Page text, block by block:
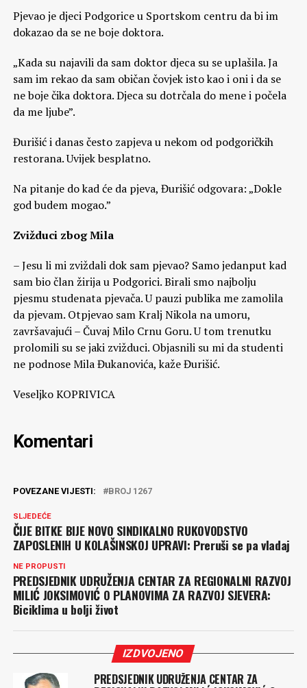
Pjevao je djeci Podgorice u Sportskom centru da bi im
dokazao da se ne boje doktora.
„Kada su najavili da sam doktor djeca su se uplašila. Ja
sam im rekao da sam običan čovjek isto kao i oni i da se
ne boje čika doktora. Djeca su dotrčala do mene i počela
da me ljube”.
Đurišić i danas često zapjeva u nekom od podgoričkih
restorana. Uvijek besplatno.
Na pitanje do kad će da pjeva, Đurišić odgovara: „Dokle
god budem mogao.”
Zvižduci zbog Mila
– Jesu li mi zviždali dok sam pjevao? Samo jedanput kad
sam bio član žirija u Podgorici. Birali smo najbolju
pjesmu studenata pjevača. U pauzi publika me zamolila
da pjevam. Otpjevao sam Kralj Nikola na umoru,
završavajući – Čuvaj Milo Crnu Goru. U tom trenutku
prolomili su se jaki zvižduci. Objasnili su mi da studenti
ne podnose Mila Đukanovića, kaže Đurišić.
Veseljko KOPRIVICA
Komentari
POVEZANE VIJESTI: BROJ 1267
SLJEDEĆE
ČIJE BITKE BIJE NOVO SINDIKALNO RUKOVODSTVO
ZAPOSLENIH U KOLAŠINSKOJ UPRAVI: Preruši se pa vladaj
NE PROPUSTI
PREDSJEDNIK UDRUŽENJA CENTAR ZA REGIONALNI RAZVOJ
MILIĆ JOKSIMOVIĆ O PLANOVIMA ZA RAZVOJ SJEVERA:
Biciklima u bolji život
IZDVOJENO
PREDSJEDNIK UDRUŽENJA CENTAR ZA